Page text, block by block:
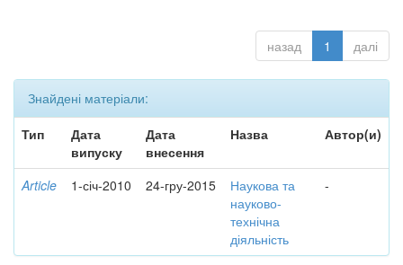
назад 1 далі
Знайдені матеріали:
Тип
Дата
випуску
Дата
внесення
Назва Автор(и)
Article 1-січ-2010 24-гру-2015
Наукова та
науково-
технічна
діяльність
-